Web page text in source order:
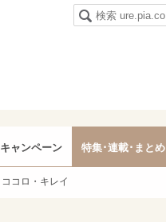
ャンペーン 特集･連載･まとめ
コロ・キレイ